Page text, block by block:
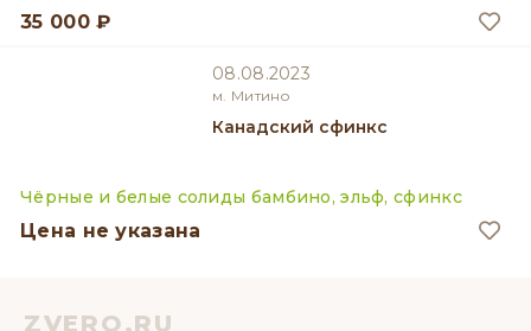
35 000 ₽
08.08.2023
м. Митино
Канадский сфинкс
Чёрные и белые солиды бамбино, эльф, сфинкс
Цена не указана
ZVERO.RU